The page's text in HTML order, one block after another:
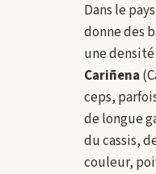
Dans le
donne des
une
Cariñena
ceps,
de longue
du cassis,
couleur,